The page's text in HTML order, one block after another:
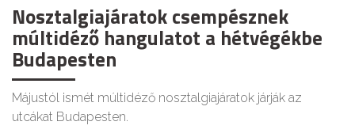
Nosztalgiajáratok csempésznek
múltidéző hangulatot a hétvégékbe
Budapesten
Májustól ismét múltidéző nosztalgiajáratok járják az
utcákat Budapesten.